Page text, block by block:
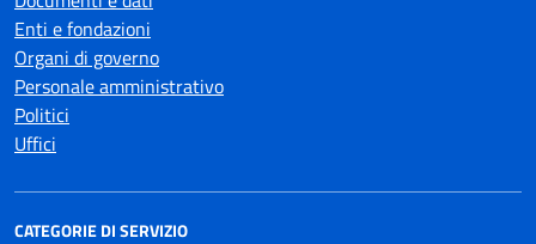
Enti e fondazioni
Organi di governo
Personale amministrativo
Politici
Uffici
CATEGORIE DI SERVIZIO